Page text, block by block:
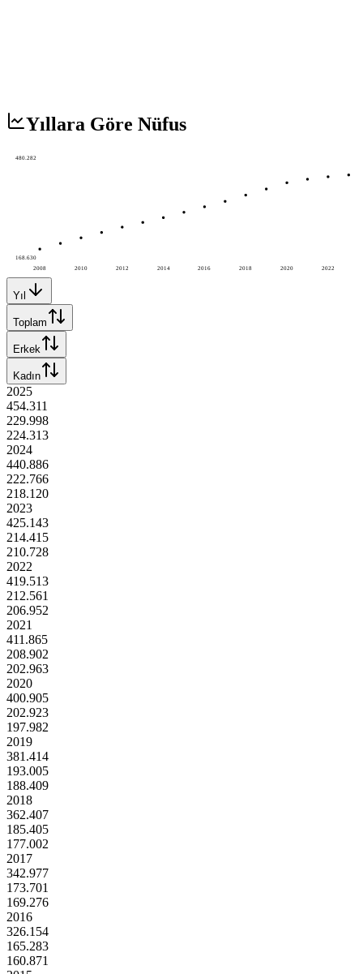
Yıllara Göre Nüfus
2008 2010 2012 2014 2016 2018 2020 2022
480.282
168.630
Yıl
Toplam
Erkek
Kadın
2025
454.311
229.998
224.313
2024
440.886
222.766
218.120
2023
425.143
214.415
210.728
2022
419.513
212.561
206.952
2021
411.865
208.902
202.963
2020
400.905
202.923
197.982
2019
381.414
193.005
188.409
2018
362.407
185.405
177.002
2017
342.977
173.701
169.276
2016
326.154
165.283
160.871